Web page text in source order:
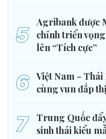
5
Agribank được
chỉnh triển
lên “Tích cực”
6 Việt Nam -
cùng vun đắp
7
Trung Quốc
sinh thái kiểu